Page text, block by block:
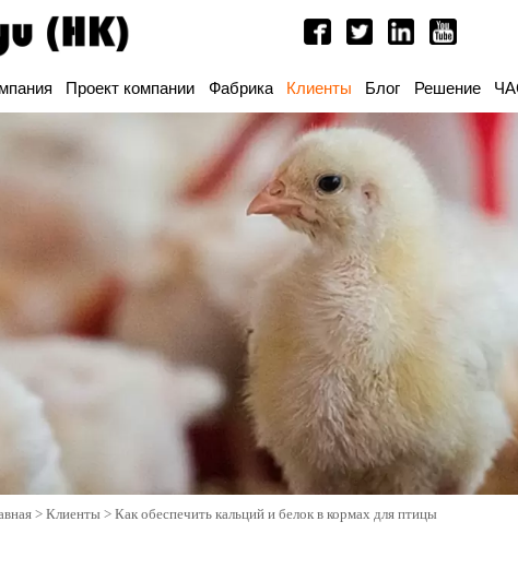
Проект компании Фабрика Клиенты Блог Решение
>Клиенты >Как обеспечить кальций и белок в кормах для птицы